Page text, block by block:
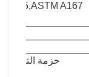
2005,ASTM A167,
حزمة التصدير